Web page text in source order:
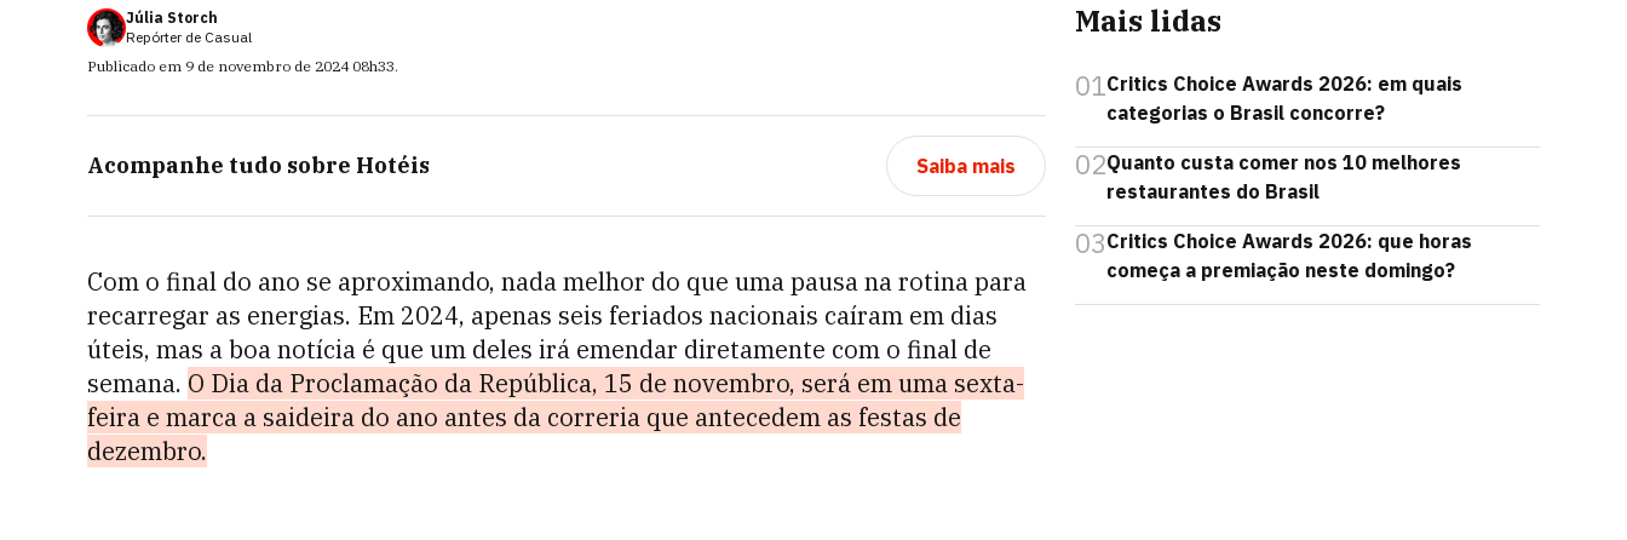
Júlia Storch
Repórter de Casual
Publicado em 9 de novembro de 2024 08h33.
Acompanhe tudo sobre Hotéis Saiba mais
Com o final do ano se aproximando, nada melhor do que uma pausa na rotina para
recarregar as energias. Em 2024, apenas seis feriados nacionais caíram em dias
úteis, mas a boa notícia é que um deles irá emendar diretamente com o final de
semana. O Dia da Proclamação da República, 15 de novembro, será em uma sexta-
feira e marca a saideira do ano antes da correria que antecedem as festas de
dezembro.
Mais lidas
01Critics Choice Awards 2026: em quais
categorias o Brasil concorre?
02Quanto custa comer nos 10 melhores
restaurantes do Brasil
03Critics Choice Awards 2026: que horas
começa a premiação neste domingo?